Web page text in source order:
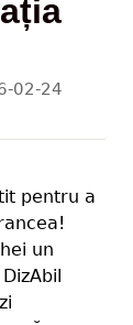
02-24
pentru a
un